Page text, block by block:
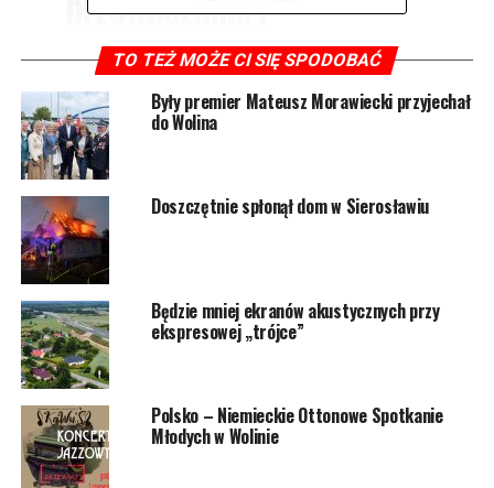
przetłaczania i
przepompowywania wody
na duże odległości oraz
utrzymaniem wydajności
wodnej 3200 l/min –
informuje mł. asp. Marek
Kruczek.
wody na duże odległości, łączności radiowej, współpracy
pomiędzy PSP, OSP i Nadleśnictwem Międzyzdroje oraz
umiejętności sprawiania sprzętu będącego na
wyposażeniu zastępów.
TO TEŻ MOŻE CI SIĘ SPODOBAĆ
Były premier Mateusz Morawiecki przyjechał
do Wolina
Doszczętnie spłonął dom w Sierosławiu
Będzie mniej ekranów akustycznych przy
ekspresowej „trójce”
Polsko – Niemieckie Ottonowe Spotkanie
Młodych w Wolinie